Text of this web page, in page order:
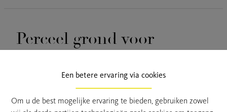
Een betere ervaring via cookies
Om u de best mogelijke ervaring te bieden, gebruiken zowel
Perceel grond voor